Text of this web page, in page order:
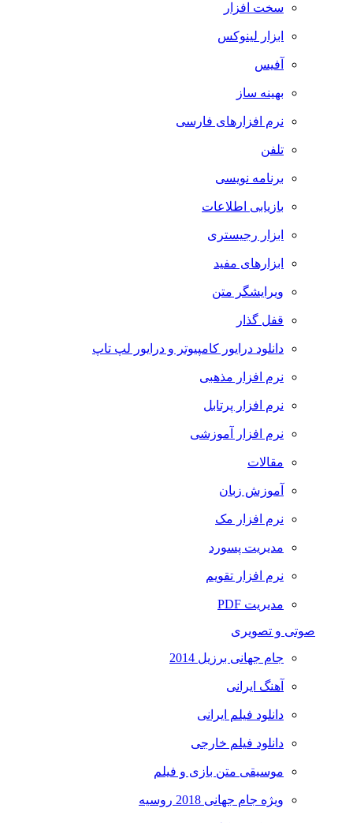
سخت افزار
ابزار لینوکس
آفیس
بهینه ساز
نرم افزارهای فارسی
تلفن
برنامه نویسی
بازیابی اطلاعات
ابزار رجیستری
ابزارهای مفید
ویرایشگر متن
قفل گذار
دانلود درایور کامپیوتر و درایور لپ تاپ
نرم افزار مذهبی
نرم افزار پرتابل
نرم افزار آموزشی
مقالات
آموزش زبان
نرم افزار مک
مدیریت پسورد
نرم افزار تقویم
مدیریت PDF
صوتی و تصویری
جام جهانی برزیل 2014
آهنگ ایرانی
دانلود فیلم ایرانی
دانلود فیلم خارجی
موسیقی متن بازی و فیلم
ویژه جام جهانی 2018 روسیه